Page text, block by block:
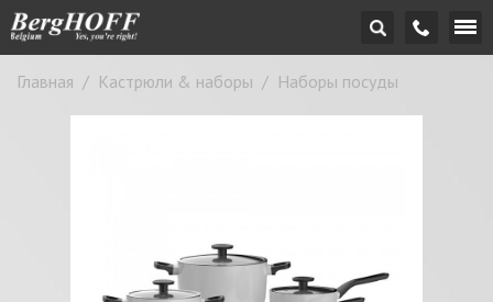
Главная / Кастрюли & наборы / Наборы посуды